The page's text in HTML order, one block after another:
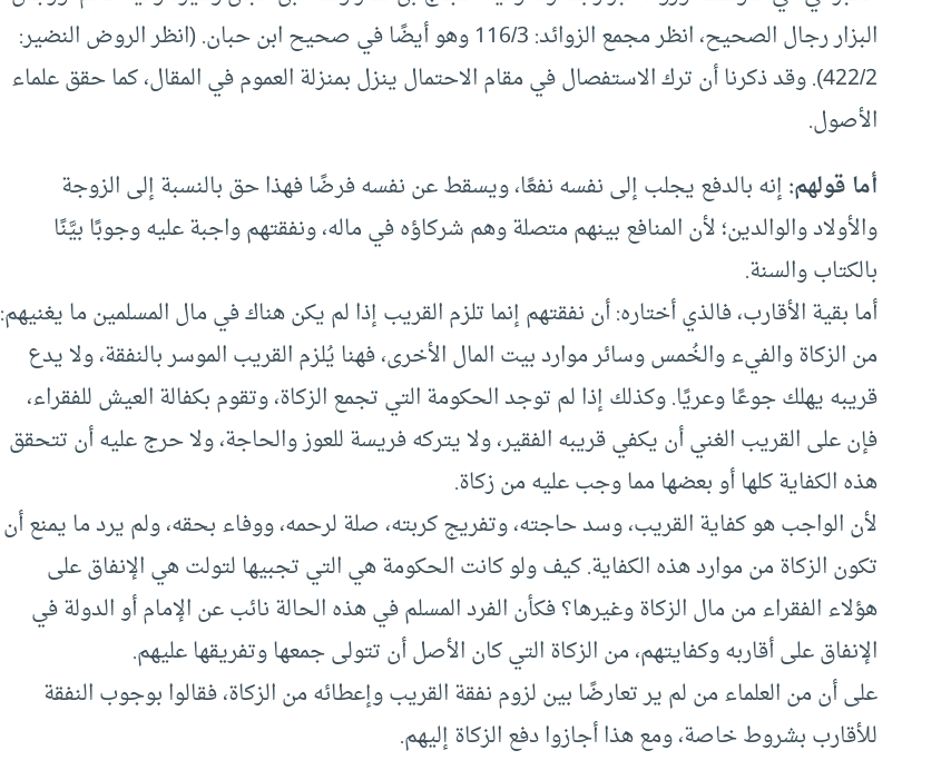
البزار رجال الصحيح، انظر مجمع الزوائد: 116/3 وهو أيضًا في صحيح ابن حبان. (انظر الروض النضير:
422/2). وقد ذكرنا أن ترك الاستفصال في مقام الاحتمال ينزل بمنزلة العموم في المقال، كما حقق علماء
الأصول.
أما قولهم:إنه بالدفع يجلب إلى نفسه نفعًا، ويسقط عن نفسه فرضًا فهذا حق بالنسبة إلى الزوجة
والأولاد والوالدين؛ لأن المنافع بينهم متصلة وهم شركاؤه في ماله، ونفقتهم واجبة عليه وجوبًا بيَّنًا
بالكتاب والسنة.
أما بقية الأقارب، فالذي أختاره: أن نفقتهم إنما تلزم القريب إذا لم يكن هناك في مال المسلمين ما يغنيهم:
من الزكاة والفيء والخُمس وسائر موارد بيت المال الأخرى، فهنا يُلزم القريب الموسر بالنفقة، ولا يدع
قريبه يهلك جوعًا وعريًا. وكذلك إذا لم توجد الحكومة التي تجمع الزكاة، وتقوم بكفالة العيش للفقراء،
فإن على القريب الغني أن يكفي قريبه الفقير، ولا يتركه فريسة للعوز والحاجة، ولا حرج عليه أن تتحقق
هذه الكفاية كلها أو بعضها مما وجب عليه من زكاة.
لأن الواجب هو كفاية القريب، وسد حاجته، وتفريج كربته، صلة لرحمه، ووفاء بحقه، ولم يرد ما يمنع أن
تكون الزكاة من موارد هذه الكفاية. كيف ولو كانت الحكومة هي التي تجبيها لتولت هي الإنفاق على
هؤلاء الفقراء من مال الزكاة وغيرها؟ فكأن الفرد المسلم في هذه الحالة نائب عن الإمام أو الدولة في
الإنفاق على أقاربه وكفايتهم، من الزكاة التي كان الأصل أن تتولى جمعها وتفريقها عليهم.
على أن من العلماء من لم ير تعارضًا بين لزوم نفقة القريب وإعطائه من الزكاة، فقالوا بوجوب النفقة
للأقارب بشروط خاصة، ومع هذا أجازوا دفع الزكاة إليهم.